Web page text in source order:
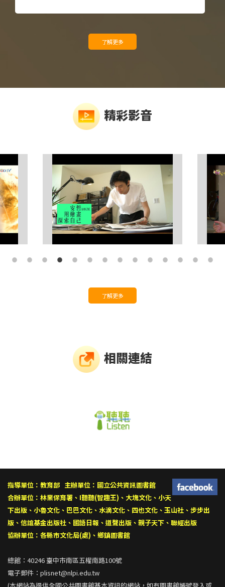
了解更多
精彩影音
了解更多
相關連結
指導單位：教育部 主辦單位：國立公共資訊圖書館
合辦單位： 林業保育署 、 I聽聽(智趣王) 、 大塊文化 、 小天
下出版 、 小魯文化 、 巴巴文化 、 水滴文化 、 四也文化 、 玉山社 、 步步出
版 、 信誼基金出版社 、 國語日報 、 道聲出版 、 親子天下 、 聯經出版
協辦單位：各縣市文化局(處)、鄉鎮圖書館
總館：40246 臺中市南區五權南路100號
電子郵件： plisnet@nlpi.edu.tw